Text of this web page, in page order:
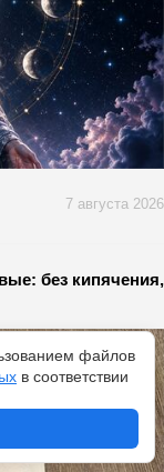
7 августа 2026
без кипячения,
файлов
в соответствии